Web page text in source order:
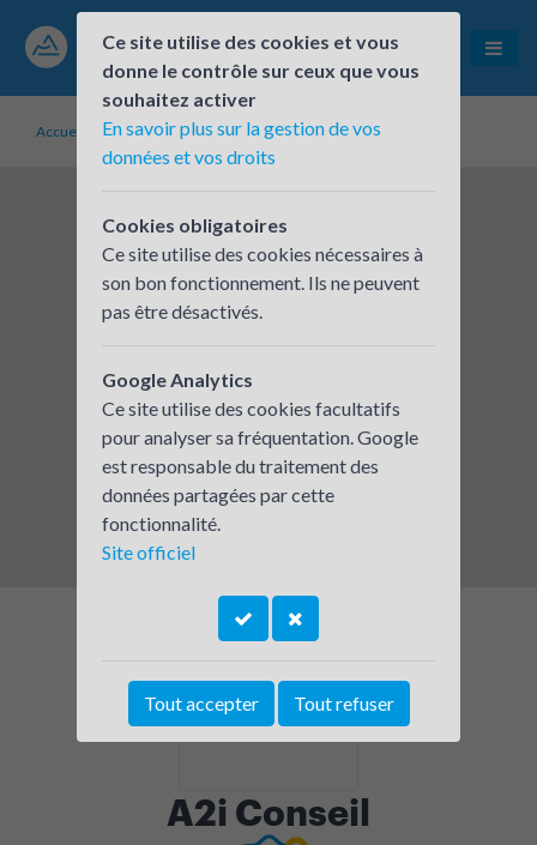
Accueil Établissements inscrits A2i Conseil
A2i Conseil
Ce site utilise des cookies et vous
donne le contrôle sur ceux que vous
souhaitez activer
En savoir plus sur la gestion de vos
données et vos droits
Cookies obligatoires
Ce site utilise des cookies nécessaires à
son bon fonctionnement. Ils ne peuvent
pas être désactivés.
Google Analytics
Ce site utilise des cookies facultatifs
pour analyser sa fréquentation. Google
est responsable du traitement des
données partagées par cette
fonctionnalité.
Site officiel
Tout accepter Tout refuser